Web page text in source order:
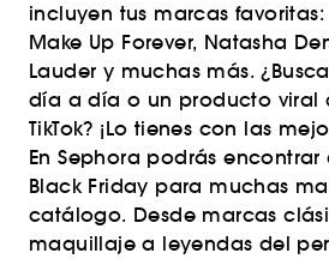
incluyen tus marcas
Make Up Forever, Natasha
Lauder y muchas más.
día a día o un producto viral
TikTok? ¡Lo tienes con las
En Sephora podrás
Black Friday para muchas
catálogo. Desde marcas
maquillaje a leyendas del